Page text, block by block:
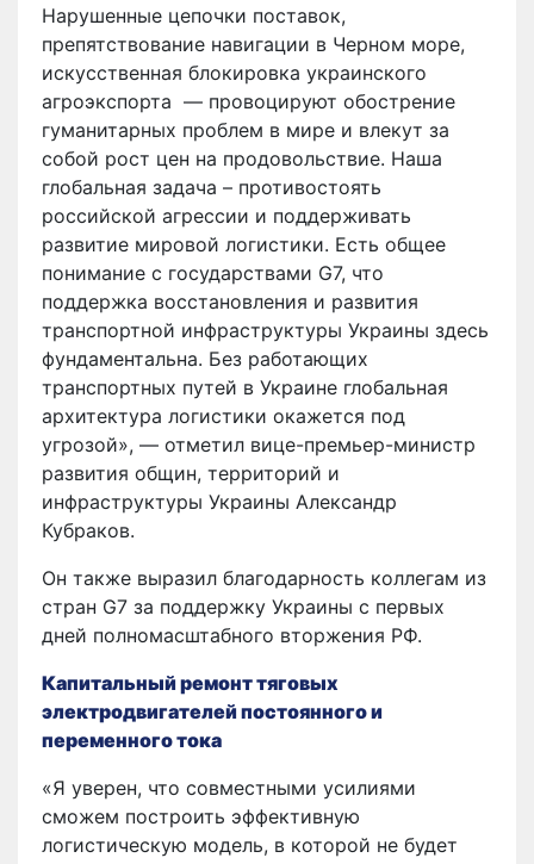
Нарушенные цепочки поставок,
препятствование навигации в Черном море,
искусственная блокировка украинского
агроэкспорта — провоцируют обострение
гуманитарных проблем в мире и влекут за
собой рост цен на продовольствие. Наша
глобальная задача – противостоять
российской агрессии и поддерживать
развитие мировой логистики. Есть общее
понимание с государствами G7, что
поддержка восстановления и развития
транспортной инфраструктуры Украины здесь
фундаментальна. Без работающих
транспортных путей в Украине глобальная
архитектура логистики окажется под
угрозой», — отметил вице-премьер-министр
развития общин, территорий и
инфраструктуры Украины Александр
Кубраков.
Он также выразил благодарность коллегам из
стран G7 за поддержку Украины с первых
дней полномасштабного вторжения РФ.
Капитальный ремонт тяговых
электродвигателей постоянного и
переменного тока
«Я уверен, что совместными усилиями
сможем построить эффективную
логистическую модель, в которой не будет